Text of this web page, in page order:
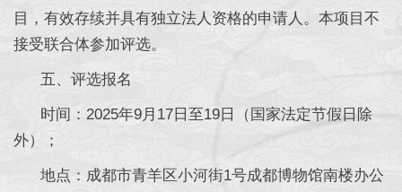
目，有效存续并具有独立法人资格的申请人。本项目不
接受联合体参加评选。
五、评选报名
时间：2025年9月17日至19日（国家法定节假日除
外）；
地点：成都市青羊区小河街1号成都博物馆南楼办公